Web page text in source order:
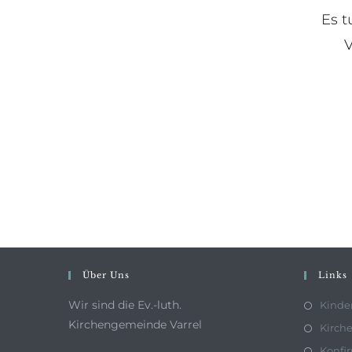
Es
Über Uns
Wir sind die Ev.-luth.
Kirchengemeinde Varrel
Links